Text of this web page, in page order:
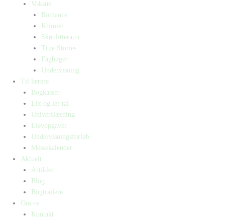
Voksne
Romance
Krimier
Skønlitteratur
True Stories
Fagbøger
Undervisning
Til lærere
Bogkasser
Lix og let-tal
Universlæsning
Elevopgaver
Undervisningsforløb
Messekalender
Aktuelt
Artikler
Blog
Bogtrailere
Om os
Kontakt